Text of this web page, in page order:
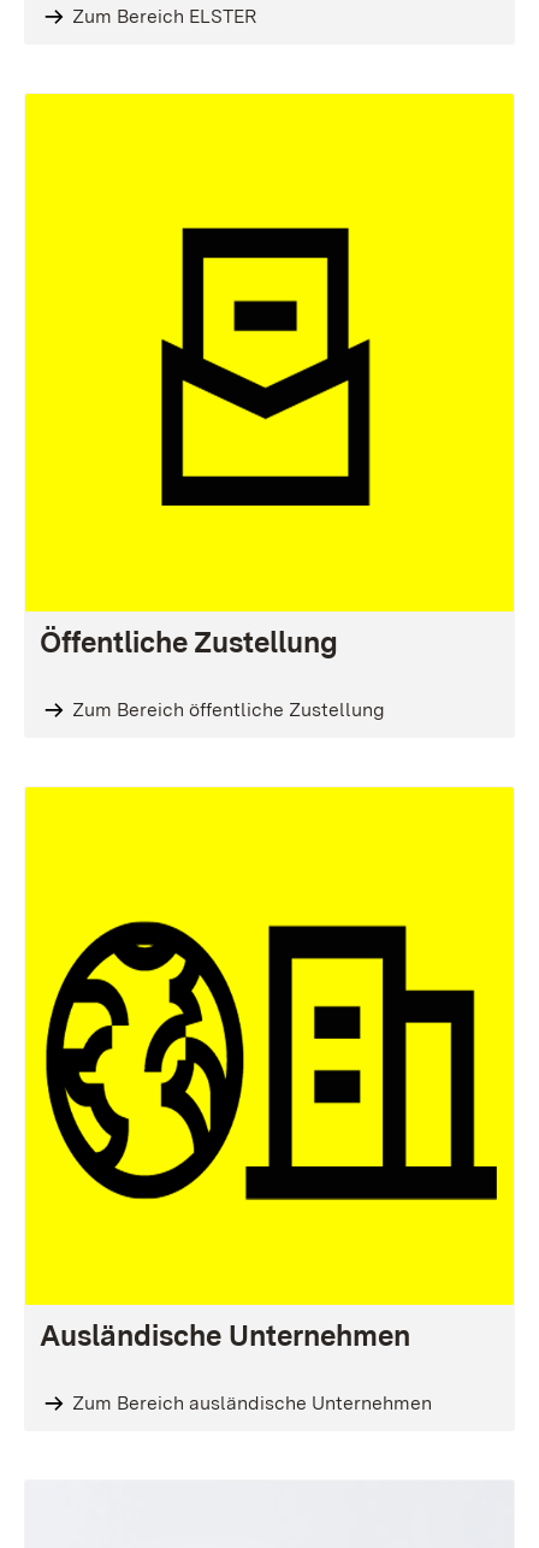
Zum Bereich ELSTER
Öffentliche Zustellung
Zum Bereich öffentliche Zustellung
Ausländische Unternehmen
Zum Bereich ausländische Unternehmen